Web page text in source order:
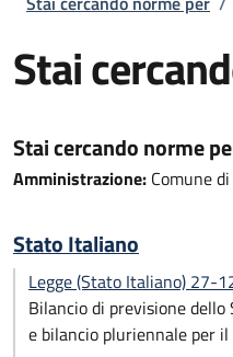
Stai
Stai cercando norme
Amministrazione: Comune
Stato Italiano
Legge (Stato Italiano) 27-
Bilancio di previsione
e bilancio pluriennale per